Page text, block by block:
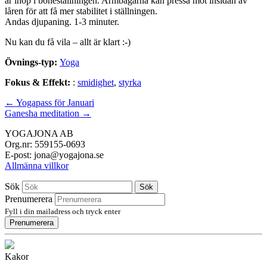
låren för att få mer stabilitet i ställningen.
Andas djupaning. 1-3 minuter.
Nu kan du få vila – allt är klart :-)
Övnings-typ: Yoga
Fokus & Effekt: : smidighet, styrka
Inläggsnavigation
← Yogapass för Januari
Ganesha meditation →
YOGAJONA AB
Org.nr: 559155-0693
E-post: jona@yogajona.se
Allmänna villkor
Sök Sök
Prenumerera
Fyll i din mailadress och tryck enter
Prenumerera
Kakor